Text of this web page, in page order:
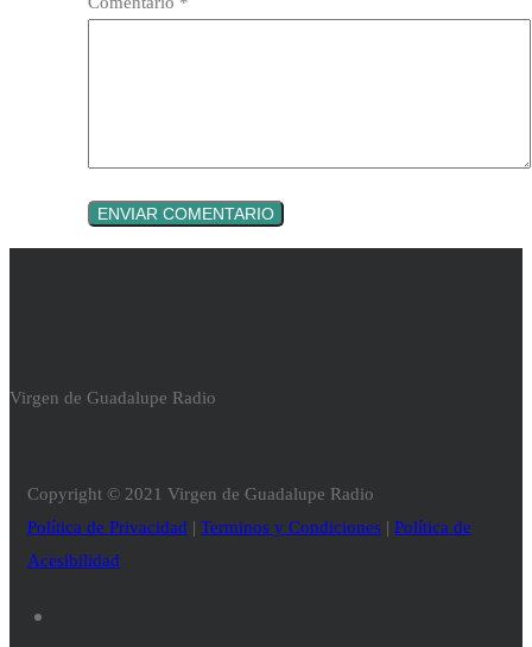
Virgen de Guadalupe Radio
Copyright © 2021 Virgen de Guadalupe Radio
Política de Privacidad | Terminos y Condiciones | Política de
Acesibilidad